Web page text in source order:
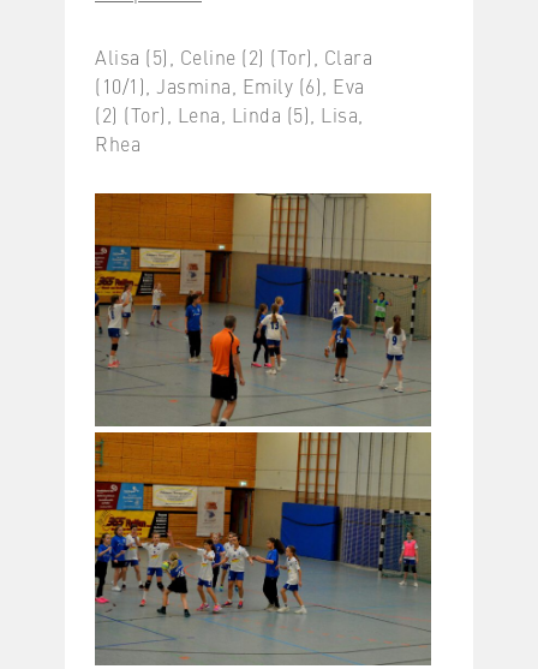
Alisa (5), Celine (2) (Tor), Clara
(10/1), Jasmina, Emily (6), Eva
(2) (Tor), Lena, Linda (5), Lisa,
Rhea